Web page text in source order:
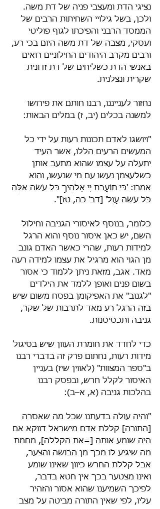
נציגי הדת ומעצבי פניה של דת משה.
ולכן, בשל גילויי השחיתות הרבים של
הממסד הרבני והפיכתו לגוף פוליטי
ועסקי, מצבה של דת משה היום בכי רע,
ורבים מקרב היהודים החילוניים רואים
באנשי הדת כשליחים של דת זדונית
שקרית ונצלנית.
נחזור לענייננו, רבנו חותם את פירושו
למשנה בכלים (יב, ז) במלים הבאות:
"ויושגו לאדם תכונות רעות על ידי כל
המעשים הרעים הללו, אשר העיד
יתעלה על עצמו שהוא מתעב אותן
כשלעצמן נעשו עם מי שנעשו, והוא
אמרו: 'כִּי תוֹעֲבַת יְיָ אֱלֹהֶיךָ כָּל עֹשֵׂה אֵלֶּה
כֹּל עֹשֵׂה עָוֶל' [דב' כה, טז]".
כלומר, בנוסף לאיסורי הגניבה וחילול
השם, יש כאן איסור נוסף והוא הרגל
למידות רעות, שהרי כאשר האדם גונב
מן הגוי הוא מרגיל את עצמו למידה רעה
מאד. אגב, מזאת ניתן ללמוד כי אסור
בשום פנים ואופן ללמד את הילדים
"לגנוב" את האפיקומן בפסח משום שיש
בזה הרגל רע מאד לתרבות של שקר,
גניבה ותכסיסנות.
כדי לחדד את חומרת העוון שיש בסיגול
מידות רעות, נחתום פרק זה בדברי רבנו
ב"ספר המצוות" (לאווין שיז) בעניין
האיסור לקלל חרש, ובפסק רבנו
בהלכות גניבה (א, א–ב):
"והיה עולה בדעתנו שכל מה שאסרה
[התורה] קללת אדם מישראל דווקא אם
היה שומע אותה [=את הקללה], מחמת
מה שיגיע לו מכך מן הבושה והצער,
אבל קללת החרש כיוון שאינו שומע
ואינו מצטער בכך אין חטא בדבר,
לפיכך השמיענו שהוא אסור והזהיר
עליו, לפי שאין התורה מביטה על מצב